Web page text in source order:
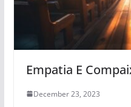
Empatia E
December 23, 2023